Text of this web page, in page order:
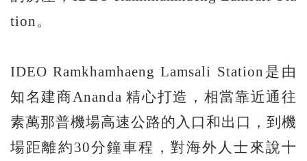
tion。
IDEO Ramkhamhaeng Lamsali Station是由
知名建商Ananda 精心打造，相當靠近通往
素萬那普機場高速公路的入口和出口，到機
場距離約30分鐘車程，對海外人士來說十